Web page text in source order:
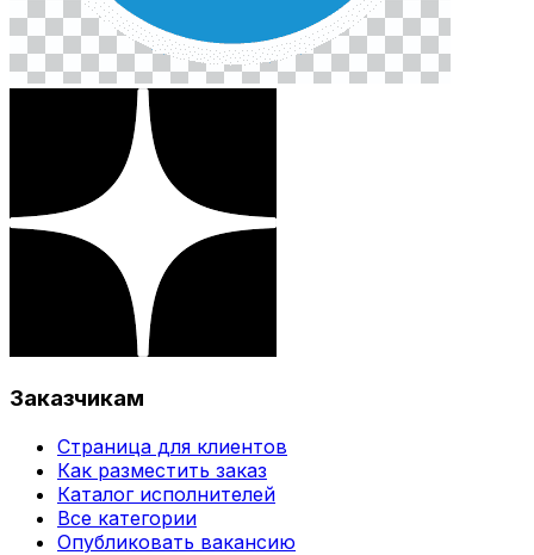
Заказчикам
Страница для клиентов
Как разместить заказ
Каталог исполнителей
Все категории
Опубликовать вакансию